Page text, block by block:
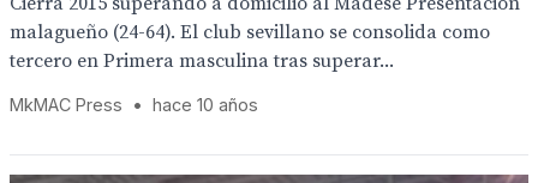
malagueño (24-64). El club sevillano se consolida como
tercero en Primera masculina tras superar...
MkMAC Press • hace 10 años